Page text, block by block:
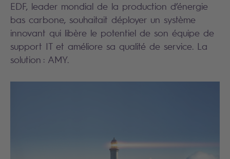
EDF, leader mondial de la production d’énergie
bas carbone, souhaitait déployer un système
innovant qui libère le potentiel de son équipe de
support IT et améliore sa qualité de service. La
solution : AMY.